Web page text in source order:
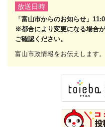
放送日時
「富山市からのお知らせ」
※都合により変更になる場合
ご確認ください。
富山市政情報をお伝えします。